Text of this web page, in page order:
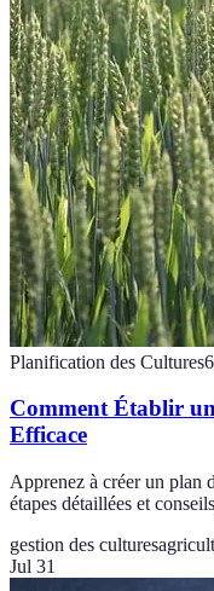
Planification des Cultures6
Comment Établir
Efficace
Apprenez à créer un plan
étapes détaillées et
gestion des cultures
Jul 31